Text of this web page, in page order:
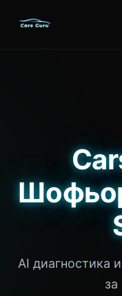
AI диагностика